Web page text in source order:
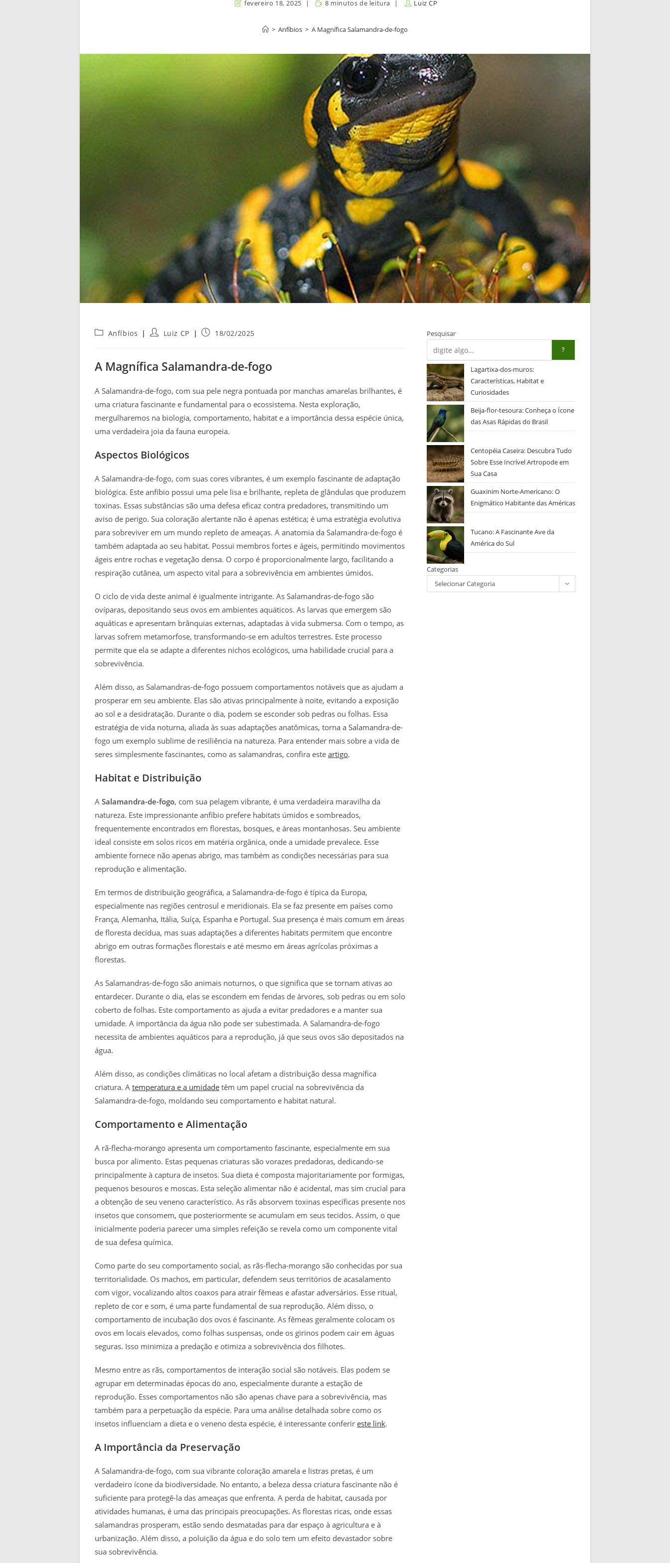
fevereiro 18, 2025 8 minutos de leitura Luiz CP
> Anfíbios > A Magnífica Salamandra-de-fogo
Categoria
Anfíbios
AutorLuiz CP
Post18/02/2025
A Magnífica Salamandra-de-fogo
A Salamandra-de-fogo, com sua pele negra pontuada por manchas amarelas brilhantes, é
uma criatura fascinante e fundamental para o ecossistema. Nesta exploração,
mergulharemos na biologia, comportamento, habitat e a importância dessa espécie única,
uma verdadeira joia da fauna europeia.
Aspectos Biológicos
A Salamandra-de-fogo, com suas cores vibrantes, é um exemplo fascinante de adaptação
biológica. Este anfíbio possui uma pele lisa e brilhante, repleta de glândulas que produzem
toxinas. Essas substâncias são uma defesa eficaz contra predadores, transmitindo um
aviso de perigo. Sua coloração alertante não é apenas estética; é uma estratégia evolutiva
para sobreviver em um mundo repleto de ameaças. A anatomia da Salamandra-de-fogo é
também adaptada ao seu habitat. Possui membros fortes e ágeis, permitindo movimentos
ágeis entre rochas e vegetação densa. O corpo é proporcionalmente largo, facilitando a
respiração cutânea, um aspecto vital para a sobrevivência em ambientes úmidos.
O ciclo de vida deste animal é igualmente intrigante. As Salamandras-de-fogo são
ovíparas, depositando seus ovos em ambientes aquáticos. As larvas que emergem são
aquáticas e apresentam brânquias externas, adaptadas à vida submersa. Com o tempo, as
larvas sofrem metamorfose, transformando-se em adultos terrestres. Este processo
permite que ela se adapte a diferentes nichos ecológicos, uma habilidade crucial para a
sobrevivência.
Além disso, as Salamandras-de-fogo possuem comportamentos notáveis que as ajudam a
prosperar em seu ambiente. Elas são ativas principalmente à noite, evitando a exposição
ao sol e a desidratação. Durante o dia, podem se esconder sob pedras ou folhas. Essa
estratégia de vida noturna, aliada às suas adaptações anatômicas, torna a Salamandra-de-
fogo um exemplo sublime de resiliência na natureza. Para entender mais sobre a vida de
seres simplesmente fascinantes, como as salamandras, confira este artigo.
Habitat e Distribuição
A Salamandra-de-fogo, com sua pelagem vibrante, é uma verdadeira maravilha da
natureza. Este impressionante anfíbio prefere habitats úmidos e sombreados,
frequentemente encontrados em florestas, bosques, e áreas montanhosas. Seu ambiente
ideal consiste em solos ricos em matéria orgânica, onde a umidade prevalece. Esse
ambiente fornece não apenas abrigo, mas também as condições necessárias para sua
reprodução e alimentação.
Em termos de distribuição geográfica, a Salamandra-de-fogo é típica da Europa,
especialmente nas regiões centrosul e meridionais. Ela se faz presente em países como
França, Alemanha, Itália, Suíça, Espanha e Portugal. Sua presença é mais comum em áreas
de floresta decídua, mas suas adaptações a diferentes habitats permitem que encontre
abrigo em outras formações florestais e até mesmo em áreas agrícolas próximas a
florestas.
As Salamandras-de-fogo são animais noturnos, o que significa que se tornam ativas ao
entardecer. Durante o dia, elas se escondem em fendas de árvores, sob pedras ou em solo
coberto de folhas. Este comportamento as ajuda a evitar predadores e a manter sua
umidade. A importância da água não pode ser subestimada. A Salamandra-de-fogo
necessita de ambientes aquáticos para a reprodução, já que seus ovos são depositados na
água.
Além disso, as condições climáticas no local afetam a distribuição dessa magnífica
criatura. A temperatura e a umidade têm um papel crucial na sobrevivência da
Salamandra-de-fogo, moldando seu comportamento e habitat natural.
Comportamento e Alimentação
A rã-flecha-morango apresenta um comportamento fascinante, especialmente em sua
busca por alimento. Estas pequenas criaturas são vorazes predadoras, dedicando-se
principalmente à captura de insetos. Sua dieta é composta majoritariamente por formigas,
pequenos besouros e moscas. Esta seleção alimentar não é acidental, mas sim crucial para
a obtenção de seu veneno característico. As rãs absorvem toxinas específicas presente nos
insetos que consomem, que posteriormente se acumulam em seus tecidos. Assim, o que
inicialmente poderia parecer uma simples refeição se revela como um componente vital
de sua defesa química.
Como parte do seu comportamento social, as rãs-flecha-morango são conhecidas por sua
territorialidade. Os machos, em particular, defendem seus territórios de acasalamento
com vigor, vocalizando altos coaxos para atrair fêmeas e afastar adversários. Esse ritual,
repleto de cor e som, é uma parte fundamental de sua reprodução. Além disso, o
comportamento de incubação dos ovos é fascinante. As fêmeas geralmente colocam os
ovos em locais elevados, como folhas suspensas, onde os girinos podem cair em águas
seguras. Isso minimiza a predação e otimiza a sobrevivência dos filhotes.
Mesmo entre as rãs, comportamentos de interação social são notáveis. Elas podem se
agrupar em determinadas épocas do ano, especialmente durante a estação de
reprodução. Esses comportamentos não são apenas chave para a sobrevivência, mas
também para a perpetuação da espécie. Para uma análise detalhada sobre como os
insetos influenciam a dieta e o veneno desta espécie, é interessante conferir este link.
A Importância da Preservação
A Salamandra-de-fogo, com sua vibrante coloração amarela e listras pretas, é um
verdadeiro ícone da biodiversidade. No entanto, a beleza dessa criatura fascinante não é
suficiente para protegê-la das ameaças que enfrenta. A perda de habitat, causada por
atividades humanas, é uma das principais preocupações. As florestas ricas, onde essas
salamandras prosperam, estão sendo desmatadas para dar espaço à agricultura e à
urbanização. Além disso, a poluição da água e do solo tem um efeito devastador sobre
sua sobrevivência.
Pesquisar
?
Lagartixa-dos-muros:
Características, Habitat e
Curiosidades
Beija-flor-tesoura: Conheça o Ícone
das Asas Rápidas do Brasil
Centopéia Caseira: Descubra Tudo
Sobre Esse Incrível Artropode em
Sua Casa
Guaxinim Norte-Americano: O
Enigmático Habitante das Américas
Tucano: A Fascinante Ave da
América do Sul
Categorias
Selecionar Categoria